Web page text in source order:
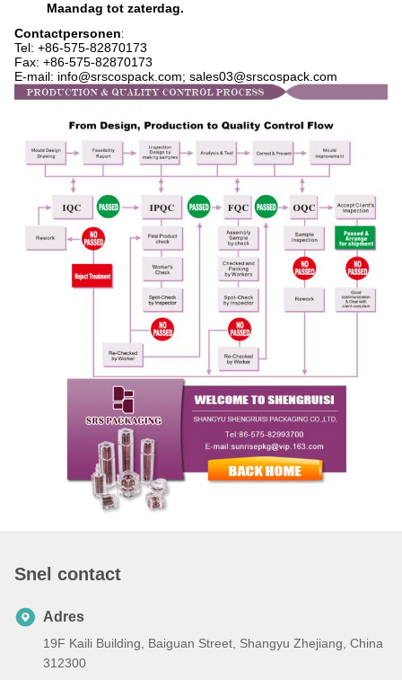
Maandag tot zaterdag.
Contactpersonen:
Tel: +86-575-82870173
Fax: +86-575-82870173
E-mail: info@srscospack.com; sales03@srscospack.com
Snel contact
Adres
19F Kaili Building, Baiguan Street, Shangyu Zhejiang, China
312300